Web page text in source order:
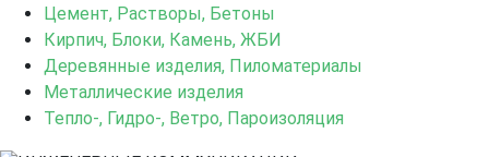
Цемент, Растворы, Бетоны
Кирпич, Блоки, Камень, ЖБИ
Деревянные изделия, Пиломатериалы
Металлические изделия
Тепло-, Гидро-, Ветро, Пароизоляция